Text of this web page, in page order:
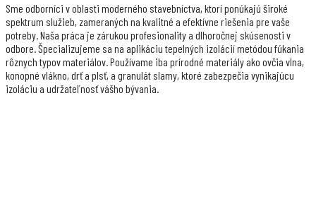
Sme odborníci v oblasti moderného stavebníctva, ktorí ponúkajú široké
spektrum služieb, zameraných na kvalitné a efektívne riešenia pre vaše
potreby. Naša práca je zárukou profesionality a dlhoročnej skúsenosti v
odbore. Špecializujeme sa na aplikáciu tepelných izolácií metódou fúkania
rôznych typov materiálov. Používame iba prírodné materiály ako ovčia vlna,
konopné vlákno, drť a plsť, a granulát slamy, ktoré zabezpečia vynikajúcu
izoláciu a udržateľnosť vášho bývania.